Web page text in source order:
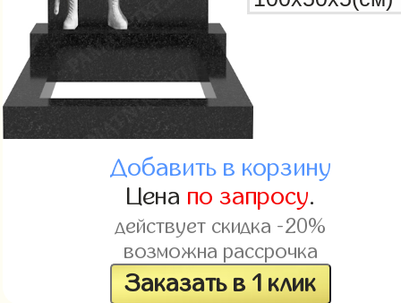
Добавить в корзину
Цена по запросу.
действует скидка -20%
возможна рассрочка
Заказать в 1 клик